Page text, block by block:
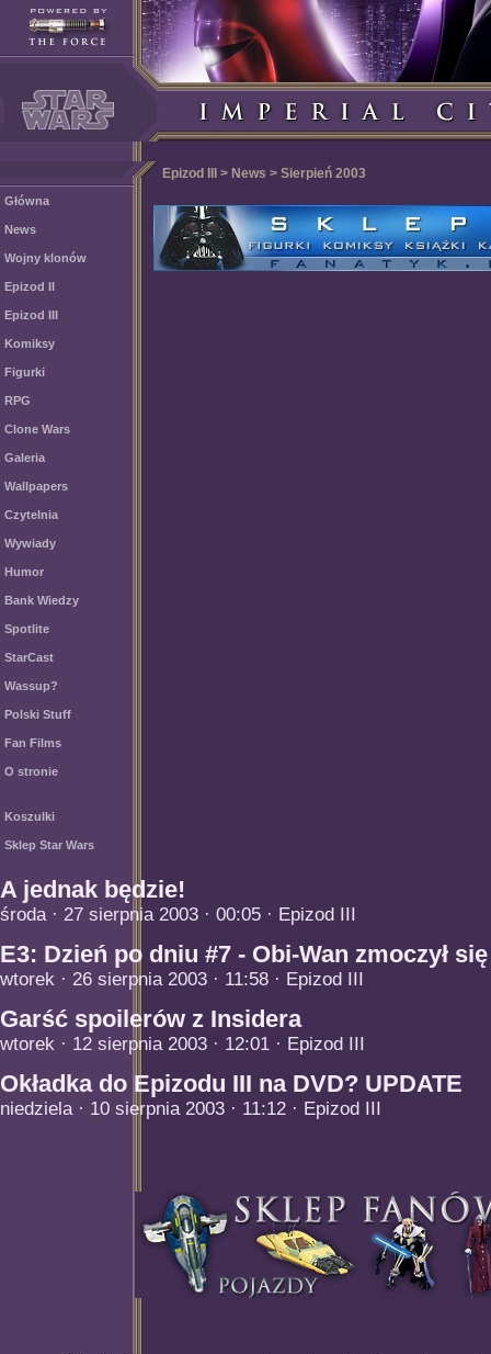
Epizod III > News > Sierpień 2003
Główna
News
Wojny klonów
Epizod II
Epizod III
Komiksy
Figurki
RPG
Clone Wars
Galeria
Wallpapers
Czytelnia
Wywiady
Humor
Bank Wiedzy
Spotlite
StarCast
Wassup?
Polski Stuff
Fan Films
O stronie
Koszulki
Sklep Star Wars
A jednak będzie!
środa · 27 sierpnia 2003 · 00:05 · Epizod III
E3: Dzień po dniu #7 - Obi-Wan zmoczył się
wtorek · 26 sierpnia 2003 · 11:58 · Epizod III
Garść spoilerów z Insidera
wtorek · 12 sierpnia 2003 · 12:01 · Epizod III
Okładka do Epizodu III na DVD? UPDATE
niedziela · 10 sierpnia 2003 · 11:12 · Epizod III